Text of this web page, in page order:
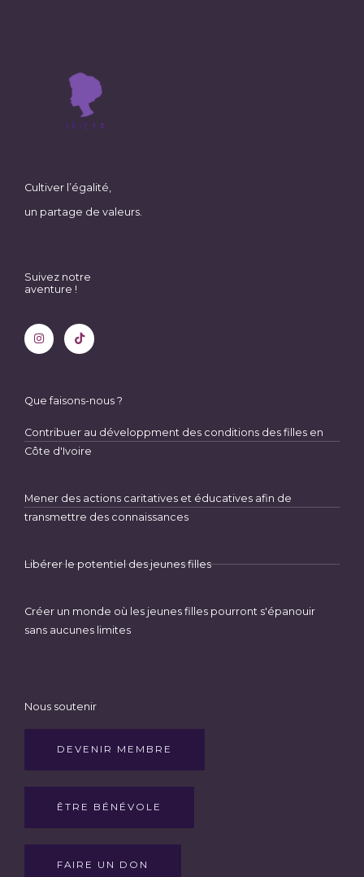
Cultiver l’égalité,
un partage de valeurs.
Suivez notre
aventure !
s
t
a
m
k
t
o
Que faisons-nous ?
Contribuer au développment des conditions des filles en
Côte d'Ivoire
Mener des actions caritatives et éducatives afin de
transmettre des connaissances
Libérer le potentiel des jeunes filles
Créer un monde où les jeunes filles pourront s'épanouir
sans aucunes limites
Nous soutenir
DEVENIR MEMBRE
ÊTRE BÉNÉVOLE
FAIRE UN DON